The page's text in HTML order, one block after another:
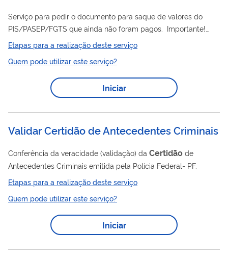
Serviço para pedir o documento para saque de valores do
PIS/PASEP/FGTS que ainda não foram pagos. Importante!
Você já consegue baixar suacertidão
dias que ela estará lá. Este pedido é realizado totalmente pela
internet, você não precisa ir ao INSS.
Etapas para a realização deste serviço
Quem pode utilizar este serviço?
Iniciar
Validar Certidão de Antecedentes Criminais
Conferência da veracidade (validação) da Certidão de
Antecedentes Criminais emitida pela Polícia Federal- PF.
Etapas para a realização deste serviço
Quem pode utilizar este serviço?
Iniciar